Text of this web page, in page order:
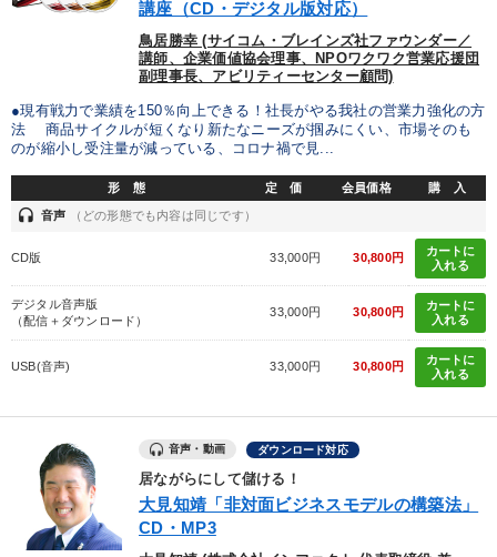
すべての音声・動画（全2077タイトル）からお探しいただけます
タグ・キーワード
株式市場 新技術 会社を守る
健康・ウェルビーイング 企業成長 伝統・文化
通販
インバウンド 節税 感動講話 創業者 FCビジネス
中村天風
※「更新」を押すと「タグ・キーワード」を更新いただけます。
講座（CD・デジタル版対応）
鳥居勝幸 (サイコム・ブレインズ社ファウンダー／
講師、企業価値協会理事、NPOワクワク営業応援団
副理事長、アビリティーセンター顧問)
●現有戦力で業績を150％向上できる！社長がやる我社の営業力強化の方
法 商品サイクルが短くなり新たなニーズが掴みにくい、市場そのも
のが縮小し受注量が減っている、コロナ禍で見...
形 態 定 価 会員価格 購 入
headset 音声 （どの形態でも内容は同じです）
CD版 33,000円 30,800円
カートに
入れる
デジタル音声版
（配信＋ダウンロード）
33,000円 30,800円
カートに
入れる
USB(音声) 33,000円 30,800円
カートに
入れる
音声・動画 ダウンロード対応
居ながらにして儲ける！
大見知靖「非対面ビジネスモデルの構築法」
CD・MP3